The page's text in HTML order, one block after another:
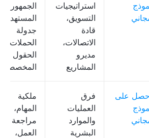
استراتيجيات
التسويق،
قادة
الاتصالات،
مديرو
المشاريع
الجمهور
جدولة
الحملات،
الحقول
المخصصة
على
فرق
العمليات
والموارد
البشرية
ملكية
المهام،
مراجعة
العمل،